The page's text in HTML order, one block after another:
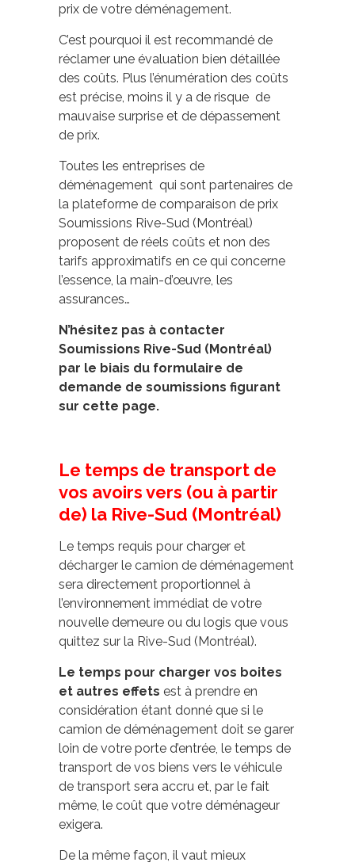
prix de votre déménagement.
C’est pourquoi il est recommandé de
réclamer une évaluation bien détaillée
des coûts. Plus l’énumération des coûts
est précise, moins il y a de risque de
mauvaise surprise et de dépassement
de prix.
Toutes les entreprises de
déménagement qui sont partenaires de
la plateforme de comparaison de prix
Soumissions Rive-Sud (Montréal)
proposent de réels coûts et non des
tarifs approximatifs en ce qui concerne
l’essence, la main-d’œuvre, les
assurances…
N’hésitez pas à contacter
Soumissions Rive-Sud (Montréal)
par le biais du formulaire de
demande de soumissions figurant
sur cette page.
Le temps de transport de
vos avoirs vers (ou à partir
de) la Rive-Sud (Montréal)
Le temps requis pour charger et
décharger le camion de déménagement
sera directement proportionnel à
l’environnement immédiat de votre
nouvelle demeure ou du logis que vous
quittez sur la Rive-Sud (Montréal).
Le temps pour charger vos boites
et autres effets est à prendre en
considération étant donné que si le
camion de déménagement doit se garer
loin de votre porte d’entrée, le temps de
transport de vos biens vers le véhicule
de transport sera accru et, par le fait
même, le coût que votre déménageur
exigera.
De la même façon, il vaut mieux